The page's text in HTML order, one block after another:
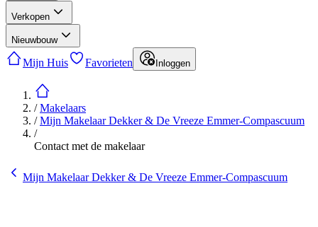
Verkopen
Nieuwbouw
Mijn Huis Favorieten Inloggen
/Makelaars
/Mijn Makelaar Dekker & De Vreeze Emmer-Compascuum
/
Contact met de makelaar
Mijn Makelaar Dekker & De Vreeze Emmer-Compascuum